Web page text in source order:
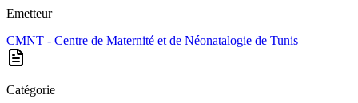
Emetteur
CMNT - Centre de Maternité et de Néonatalogie de Tunis
Catégorie